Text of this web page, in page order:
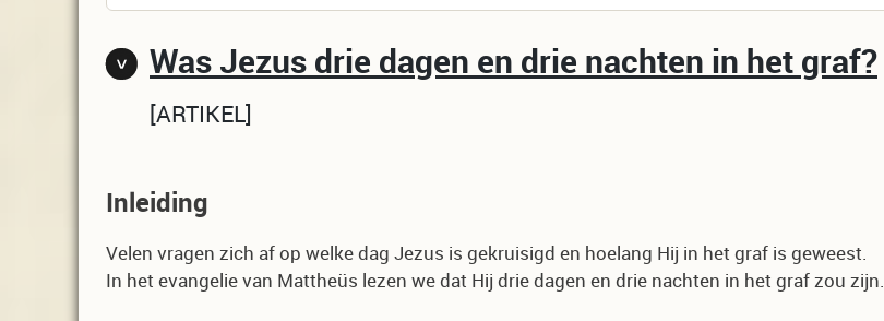
Was Jezus drie dagen en drie nachten in het graf?
ARTIKEL
Inleiding
Velen vragen zich af op welke dag Jezus is gekruisigd en hoelang Hij in het graf is geweest.
In het evangelie van Mattheüs lezen we dat Hij drie dagen en drie nachten in het graf zou zijn.